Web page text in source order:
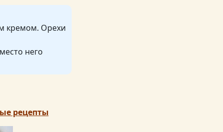
кремом. Орехи
него
рецепты